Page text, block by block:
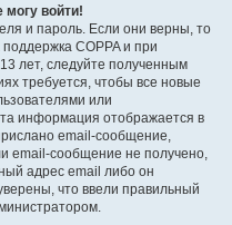
могу войти!
и пароль. Если они верны, то
COPPA и при
лет, следуйте полученным
требуется, чтобы все новые
или
информация отображается в
email-сообщение,
email-сообщение не получено,
адрес email либо он
что ввели правильный